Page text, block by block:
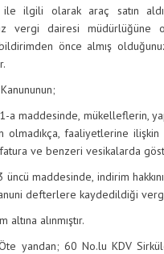
ilgili olarak araç satın
vergi dairesi müdürlüğüne
önce almış
mükelleflerin,
olmadıkça, faaliyetlerine
ve benzeri vesikalarda
indirim hakkının
defterlere kaydedildiği
alınmıştır.
60 No.lu KDV Sirkülerinin